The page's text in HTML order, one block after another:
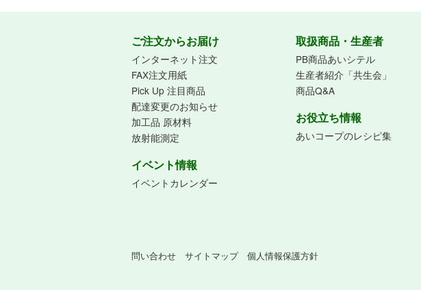
ご注文からお届け
インターネット注文
FAX注文用紙
Pick Up 注目商品
配達変更のお知らせ
加工品 原材料
放射能測定
イベント情報
イベントカレンダー
取扱商品・生産者
PB商品あいシテル
生産者紹介「共生会」
商品Q&A
お役立ち情報
あいコープのレシピ集
問い合わせ サイトマップ 個人情報保護方針